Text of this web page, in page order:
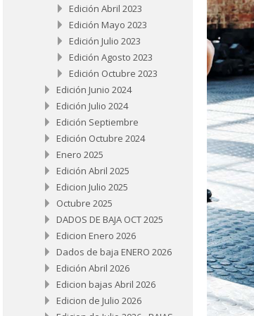
Edición Abril 2023
Edición Mayo 2023
Edición Julio 2023
Edición Agosto 2023
Edición Octubre 2023
Edición Junio 2024
Edición Julio 2024
Edición Septiembre
Edición Octubre 2024
Enero 2025
Edición Abril 2025
Edicion Julio 2025
Octubre 2025
DADOS DE BAJA OCT 2025
Edicion Enero 2026
Dados de baja ENERO 2026
Edición Abril 2026
Edicion bajas Abril 2026
Edicion de Julio 2026